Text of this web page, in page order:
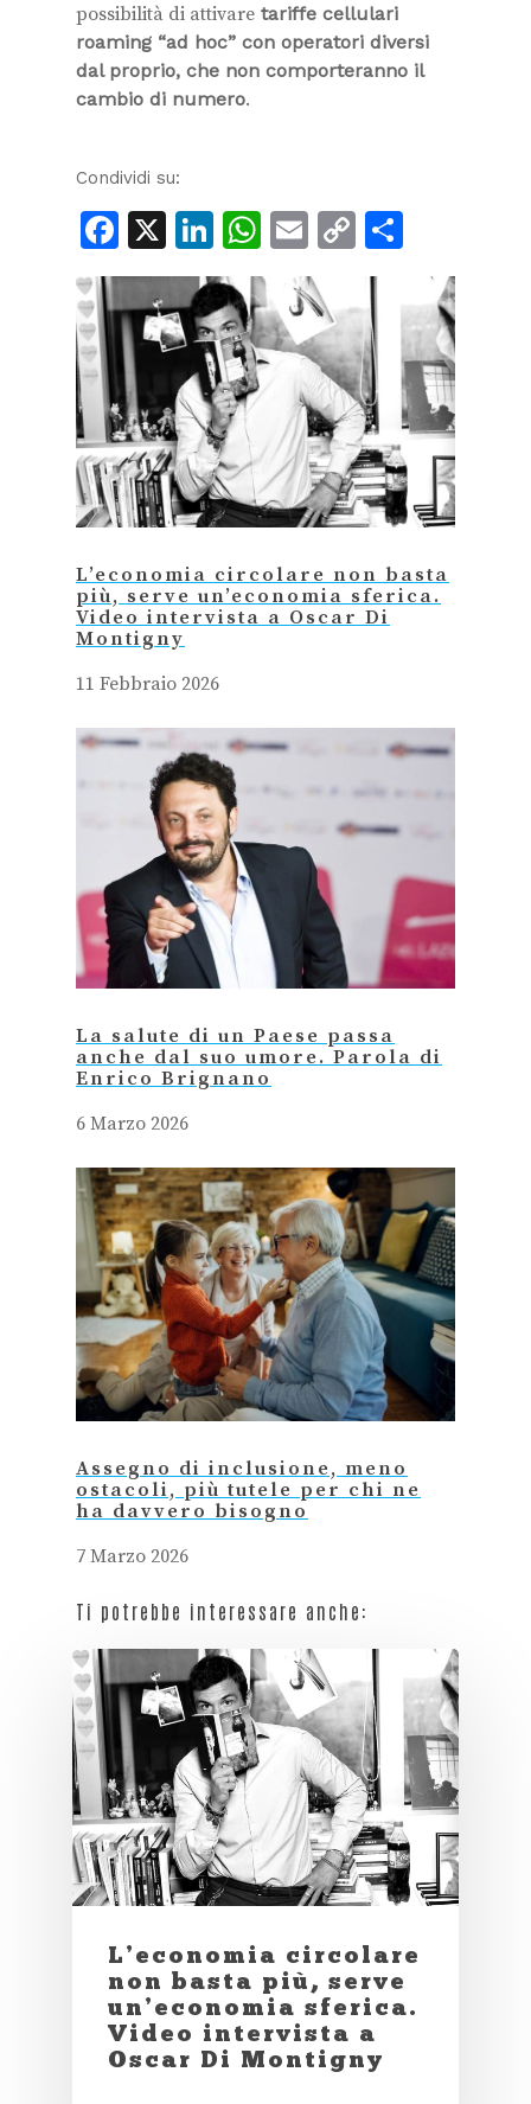
possibilità di attivare tariffe cellulari
roaming “ad hoc” con operatori diversi
dal proprio, che non comporteranno il
cambio di numero.
Condividi su:
Facebook
X LinkedIn
WhatsApp
Email
Copy
Link
L’economia circolare non basta
più, serve un’economia sferica.
Video intervista a Oscar Di
Montigny
11 Febbraio 2026
La salute di un Paese passa
anche dal suo umore. Parola di
Enrico Brignano
6 Marzo 2026
Assegno di inclusione, meno
ostacoli, più tutele per chi ne
ha davvero bisogno
7 Marzo 2026
Ti potrebbe interessare anche:
L’economia circolare
non basta più, serve
un’economia sferica.
Video intervista a
Oscar Di Montigny